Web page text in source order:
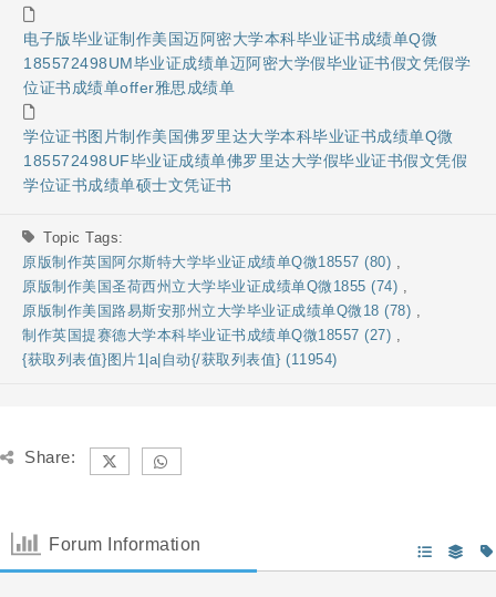
电子版毕业证制作美国迈阿密大学本科毕业证书成绩单Q微
185572498UM毕业证成绩单迈阿密大学假毕业证书假文凭假学
位证书成绩单offer雅思成绩单
学位证书图片制作美国佛罗里达大学本科毕业证书成绩单Q微
185572498UF毕业证成绩单佛罗里达大学假毕业证书假文凭假
学位证书成绩单硕士文凭证书
Topic Tags:
原版制作英国阿尔斯特大学毕业证成绩单Q微18557 (80) ,
原版制作美国圣荷西州立大学毕业证成绩单Q微1855 (74) ,
原版制作美国路易斯安那州立大学毕业证成绩单Q微18 (78) ,
制作英国提赛德大学本科毕业证书成绩单Q微18557 (27) ,
{获取列表值}图片1|a|自动{/获取列表值} (11954)
Share:
Forum Information